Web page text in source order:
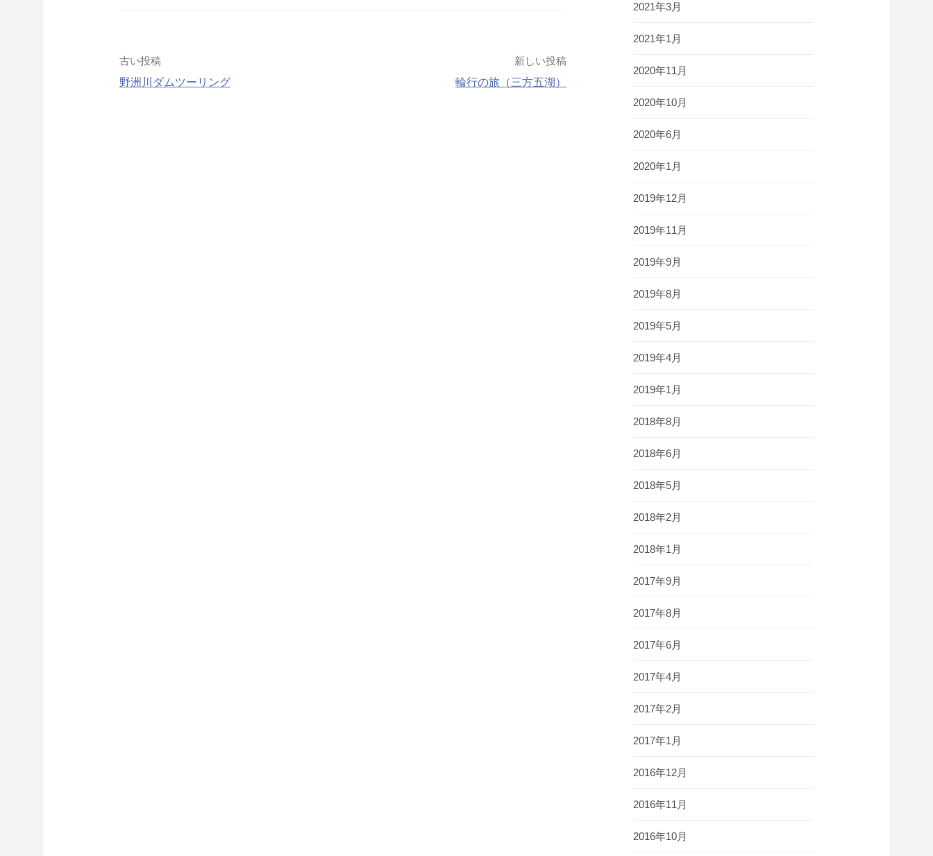
投
稿
古い投稿
野洲川ダムツーリング
新しい投稿
輪行の旅（三方五湖）
2021年3月
2021年1月
2020年11月
2020年10月
2020年6月
2020年1月
2019年12月
2019年11月
2019年9月
2019年8月
2019年5月
2019年4月
2019年1月
2018年8月
2018年6月
2018年5月
2018年2月
2018年1月
2017年9月
2017年8月
2017年6月
2017年4月
2017年2月
2017年1月
2016年12月
2016年11月
2016年10月